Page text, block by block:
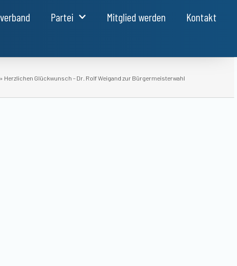
Partei Mitglied werden
Kontakt
» Herzlichen Glückwunsch – Dr. Rolf Weigand zur Bürgermeisterwahl